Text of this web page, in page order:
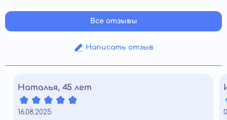
Написать отзыв
Все отзывы
Наталья, 45 лет
16.08.2025